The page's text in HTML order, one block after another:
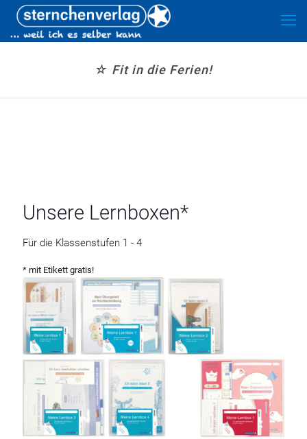
☆ Fit in die Ferien!
Unsere Lernboxen*
Für die Klassenstufen 1 - 4
* mit Etikett gratis!